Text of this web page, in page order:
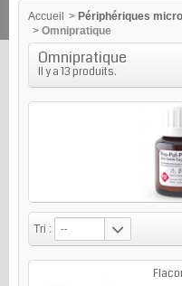
Accueil > Périphériques micro
> Omnipratique
Omnipratique
Il y a 13 produits.
Tri : --